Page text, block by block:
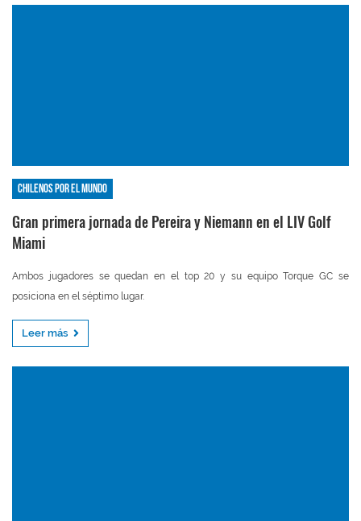
Chilenos por el mundo
Gran primera jornada de Pereira y Niemann en el LIV Golf
Miami
Ambos jugadores se quedan en el top 20 y su equipo Torque GC se
posiciona en el séptimo lugar.
Leer más